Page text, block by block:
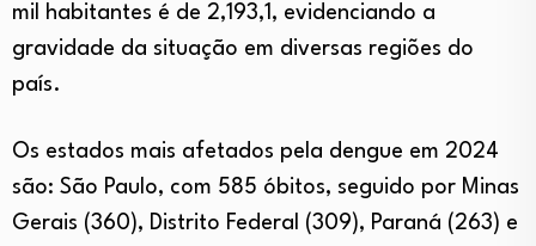
mil habitantes é de 2,193,1, evidenciando a
gravidade da situação em diversas regiões do
país.
Os estados mais afetados pela dengue em 2024
são: São Paulo, com 585 óbitos, seguido por Minas
Gerais (360), Distrito Federal (309), Paraná (263) e